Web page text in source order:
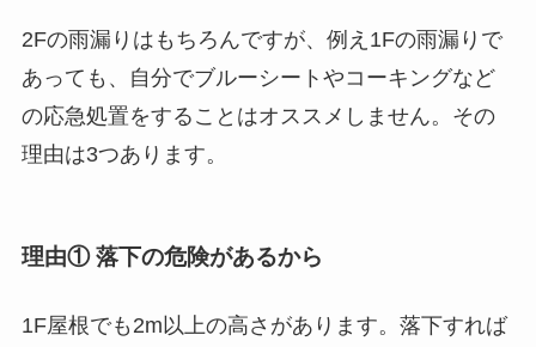
2Fの雨漏りはもちろんですが、例え1Fの雨漏りで
あっても、自分でブルーシートやコーキングなど
の応急処置をすることはオススメしません。その
理由は3つあります。
理由① 落下の危険があるから
1F屋根でも2m以上の高さがあります。落下すれば